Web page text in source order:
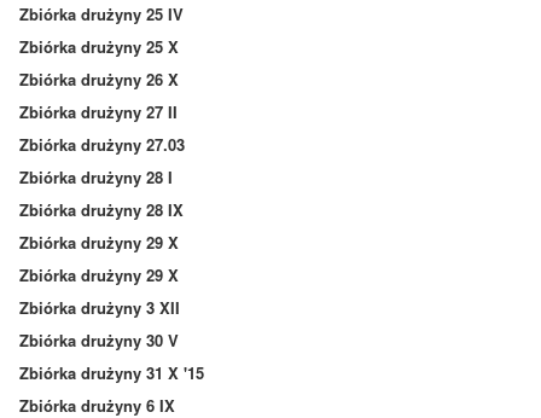
Zbiórka drużyny 25 IV
Zbiórka drużyny 25 X
Zbiórka drużyny 26 X
Zbiórka drużyny 27 II
Zbiórka drużyny 27.03
Zbiórka drużyny 28 I
Zbiórka drużyny 28 IX
Zbiórka drużyny 29 X
Zbiórka drużyny 29 X
Zbiórka drużyny 3 XII
Zbiórka drużyny 30 V
Zbiórka drużyny 31 X '15
Zbiórka drużyny 6 IX